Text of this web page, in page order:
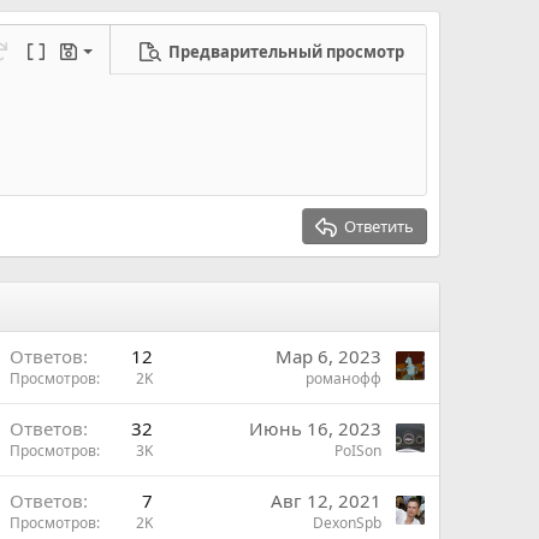
Переключить BB код
Черновики Предварительный просмотр
Ответить
Ответов 12
Просмотров 2K
Мар 6, 2023
романофф
Ответов 32
Просмотров 3K
Июнь 16, 2023
PoISon
Ответов 7
Просмотров 2K
Авг 12, 2021
DexonSpb